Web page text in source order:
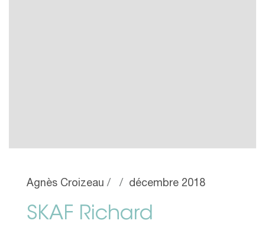
Agnès Croizeau décembre 2018
SKAF Richard